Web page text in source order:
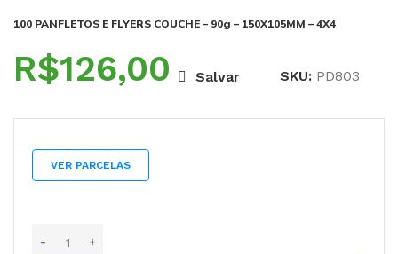
100 PANFLETOS E FLYERS COUCHE – 90g – 150X105MM – 4X4
R$ Salvar SKU: PD803
VER PARCELAS